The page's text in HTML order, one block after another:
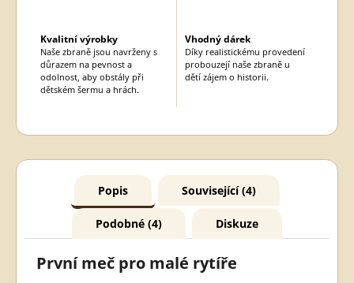
Kvalitní výrobky
Naše zbraně jsou navrženy s
důrazem na pevnost a
odolnost, aby obstály při
dětském šermu a hrách.
Vhodný dárek
Díky realistickému provedení
probouzejí naše zbraně u
dětí zájem o historii.
Popis Související (4)
Podobné (4) Diskuze
První meč pro malé rytíře